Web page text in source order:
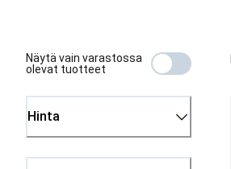
Näytä vain varastossa
olevat tuotteet
Hinta